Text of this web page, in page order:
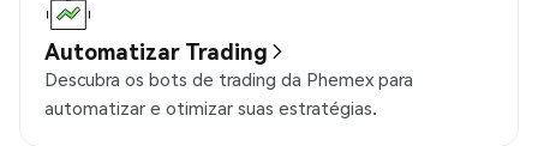
Automatizar Trading
Descubra os bots de trading da Phemex para
automatizar e otimizar suas estratégias.